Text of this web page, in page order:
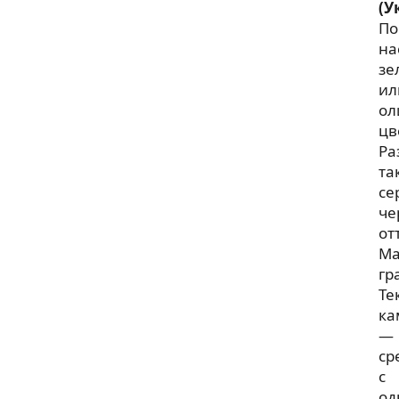
—
с